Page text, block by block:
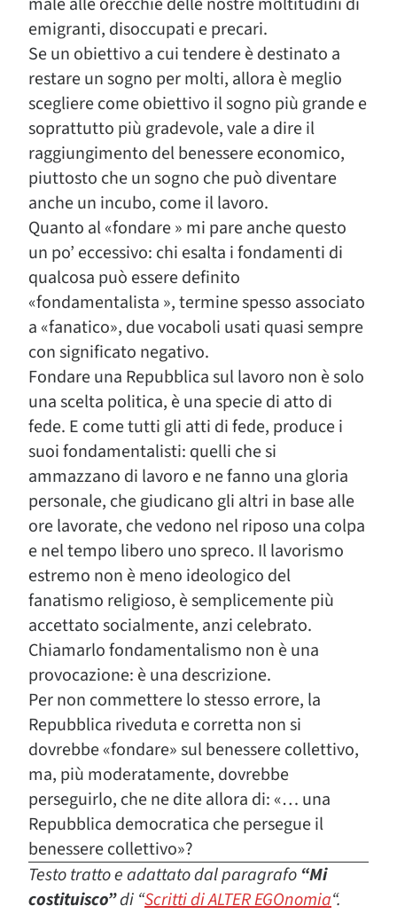
emigranti, disoccupati e precari.
Se un obiettivo a cui tendere è destinato a
restare un sogno per molti, allora è meglio
scegliere come obiettivo il sogno più grande e
soprattutto più gradevole, vale a dire il
raggiungimento del benessere economico,
piuttosto che un sogno che può diventare
anche un incubo, come il lavoro.
Quanto al «fondare » mi pare anche questo
un po’ eccessivo: chi esalta i fondamenti di
qualcosa può essere definito
«fondamentalista », termine spesso associato
a «fanatico», due vocaboli usati quasi sempre
con significato negativo.
Fondare una Repubblica sul lavoro non è solo
una scelta politica, è una specie di atto di
fede. E come tutti gli atti di fede, produce i
suoi fondamentalisti: quelli che si
ammazzano di lavoro e ne fanno una gloria
personale, che giudicano gli altri in base alle
ore lavorate, che vedono nel riposo una colpa
e nel tempo libero uno spreco. Il lavorismo
estremo non è meno ideologico del
fanatismo religioso, è semplicemente più
accettato socialmente, anzi celebrato.
Chiamarlo fondamentalismo non è una
provocazione: è una descrizione.
Per non commettere lo stesso errore, la
Repubblica riveduta e corretta non si
dovrebbe «fondare» sul benessere collettivo,
ma, più moderatamente, dovrebbe
perseguirlo, che ne dite allora di: «… una
Repubblica democratica che persegue il
benessere collettivo»?
Testo tratto e adattato dal paragrafo “Mi
costituisco”di “Scritti di ALTER EGOnomia“.